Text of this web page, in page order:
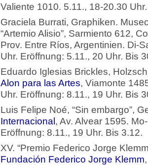
Valiente 1010. 5.11., 18-20.30 Uhr.
Graciela Burrati, Graphiken.
“Artemio Alisio”, Sarmiento 612,
Prov. Entre Ríos, Argentinien. Di-
Uhr. Eröffnung: 5.11., 20 Uhr. Bis
Eduardo Iglesias Brickles,
Alon para las Artes, Viamonte
Uhr. Eröffnung: 8.11., 19 Uhr. Bis
Luis Felipe Noé, “Sin embargo”,
Internacional , Av. Alvear 1595.
Eröffnung: 8.11., 19 Uhr. Bis 3.12.
XV. “Premio Federico Jorge
Fundación Federico Jorge Klemm